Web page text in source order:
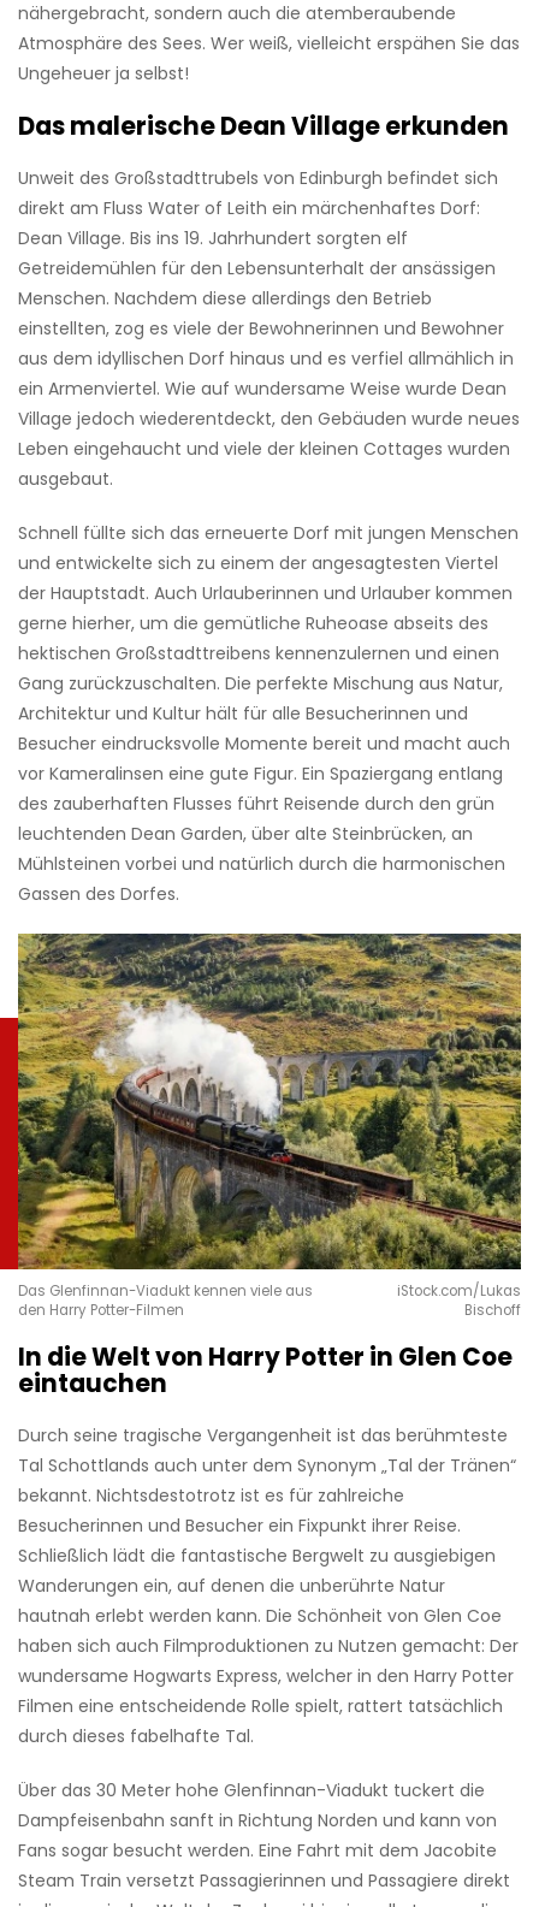
nähergebracht, sondern auch die atemberaubende
Atmosphäre des Sees. Wer weiß, vielleicht erspähen Sie das
Ungeheuer ja selbst!
Das malerische Dean Village erkunden
Unweit des Großstadttrubels von Edinburgh befindet sich
direkt am Fluss Water of Leith ein märchenhaftes Dorf:
Dean Village. Bis ins 19. Jahrhundert sorgten elf
Getreidemühlen für den Lebensunterhalt der ansässigen
Menschen. Nachdem diese allerdings den Betrieb
einstellten, zog es viele der Bewohnerinnen und Bewohner
aus dem idyllischen Dorf hinaus und es verfiel allmählich in
ein Armenviertel. Wie auf wundersame Weise wurde Dean
Village jedoch wiederentdeckt, den Gebäuden wurde neues
Leben eingehaucht und viele der kleinen Cottages wurden
ausgebaut.
Schnell füllte sich das erneuerte Dorf mit jungen Menschen
und entwickelte sich zu einem der angesagtesten Viertel
der Hauptstadt. Auch Urlauberinnen und Urlauber kommen
gerne hierher, um die gemütliche Ruheoase abseits des
hektischen Großstadttreibens kennenzulernen und einen
Gang zurückzuschalten. Die perfekte Mischung aus Natur,
Architektur und Kultur hält für alle Besucherinnen und
Besucher eindrucksvolle Momente bereit und macht auch
vor Kameralinsen eine gute Figur. Ein Spaziergang entlang
des zauberhaften Flusses führt Reisende durch den grün
leuchtenden Dean Garden, über alte Steinbrücken, an
Mühlsteinen vorbei und natürlich durch die harmonischen
Gassen des Dorfes.
Das Glenfinnan-Viadukt kennen viele aus
den Harry Potter-Filmen
iStock.com/Lukas
Bischoff
In die Welt von Harry Potter in Glen Coe
eintauchen
Durch seine tragische Vergangenheit ist das berühmteste
Tal Schottlands auch unter dem Synonym „Tal der Tränen“
bekannt. Nichtsdestotrotz ist es für zahlreiche
Besucherinnen und Besucher ein Fixpunkt ihrer Reise.
Schließlich lädt die fantastische Bergwelt zu ausgiebigen
Wanderungen ein, auf denen die unberührte Natur
hautnah erlebt werden kann. Die Schönheit von Glen Coe
haben sich auch Filmproduktionen zu Nutzen gemacht: Der
wundersame Hogwarts Express, welcher in den Harry Potter
Filmen eine entscheidende Rolle spielt, rattert tatsächlich
durch dieses fabelhafte Tal.
Über das 30 Meter hohe Glenfinnan-Viadukt tuckert die
Dampfeisenbahn sanft in Richtung Norden und kann von
Fans sogar besucht werden. Eine Fahrt mit dem Jacobite
Steam Train versetzt Passagierinnen und Passagiere direkt